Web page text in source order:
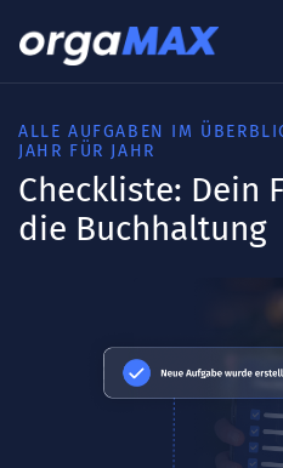
ALLE AUFGABEN IM
JAHR FÜR JAHR
Checkliste: Dein
die Buchhaltung